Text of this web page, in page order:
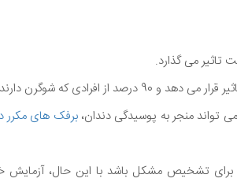
تاثیر می گذارد.
منجر به پوسیدگی دندان،برفک های مکرر
برای تشخیص مشکل باشد با این حال،